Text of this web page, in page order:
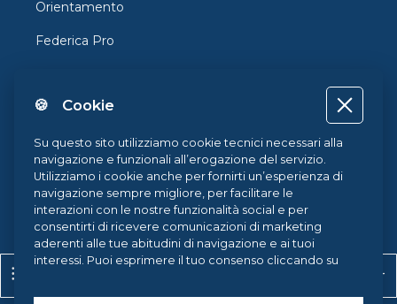
Apri indice del corso
Orientamento
Federica Pro
Federica Coursera
Accessibilità
Privacy
Termini e Condizioni
Cookie Policy
🍪 Cookie
Su questo sito utilizziamo cookie tecnici necessari alla
navigazione e funzionali all’erogazione del servizio.
Utilizziamo i cookie anche per fornirti un’esperienza di
navigazione sempre migliore, per facilitare le
interazioni con le nostre funzionalità social e per
consentirti di ricevere comunicazioni di marketing
aderenti alle tue abitudini di navigazione e ai tuoi
interessi. Puoi esprimere il tuo consenso cliccando su